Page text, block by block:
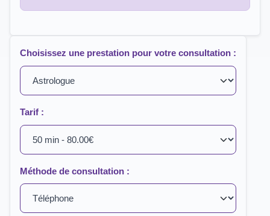
Choisissez une prestation pour votre consultation :
Tarif :
Méthode de consultation :